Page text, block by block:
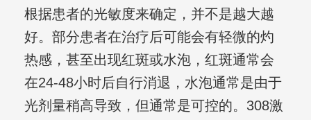
根据患者的光敏度来确定，并不是越大越
好。部分患者在治疗后可能会有轻微的灼
热感，甚至出现红斑或水泡，红斑通常会
在24-48小时后自行消退，水泡通常是由于
光剂量稍高导致，但通常是可控的。308激